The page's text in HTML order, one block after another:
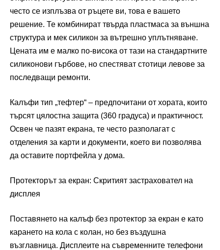
често се изплъзва от ръцете ви, това е вашето
решение. Те комбинират твърда пластмаса за външна
структура и мек силикон за вътрешно уплътняване.
Цената им е малко по-висока от тази на стандартните
силиконови гърбове, но спестяват стотици левове за
последващи ремонти.
Калъфи тип „тефтер“ – предпочитани от хората, които
търсят цялостна защита (360 градуса) и практичност.
Освен че пазят екрана, те често разполагат с
отделения за карти и документи, което ви позволява
да оставите портфейла у дома.
Протекторът за екран: Скритият застраховател на
дисплея
Поставянето на калъф без протектор за екран е като
карането на кола с колан, но без въздушна
възглавница. Дисплеите на съвременните телефони